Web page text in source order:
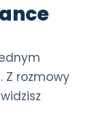
Z rozmowy